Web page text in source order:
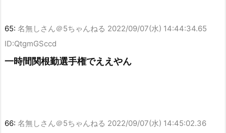
65: 名無しさん＠5ちゃんねる 2022/09/07(水) 14:44:34.65
ID:QtgmGSccd
一時間関根勤選手権でええやん
66: 名無しさん＠5ちゃんねる 2022/09/07(水) 14:45:02.36